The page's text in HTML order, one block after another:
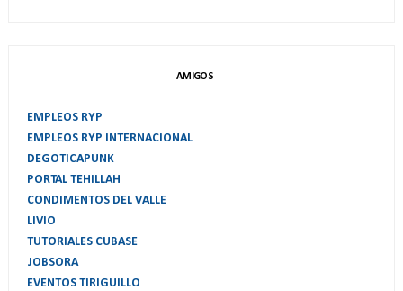
AMIGOS
EMPLEOS RYP
EMPLEOS RYP INTERNACIONAL
DEGOTICAPUNK
PORTAL TEHILLAH
CONDIMENTOS DEL VALLE
LIVIO
TUTORIALES CUBASE
JOBSORA
EVENTOS TIRIGUILLO